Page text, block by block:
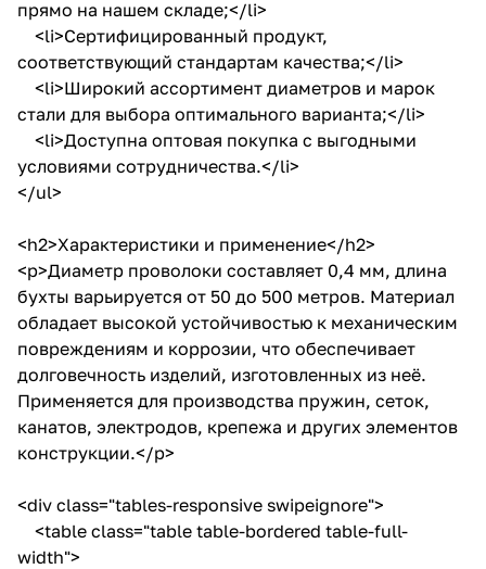
прямо на нашем складе;</li>
<li>Сертифицированный продукт,
соответствующий стандартам качества;</li>
<li>Широкий ассортимент диаметров и марок
стали для выбора оптимального варианта;</li>
<li>Доступна оптовая покупка с выгодными
условиями сотрудничества.</li>
</ul>
<h2>Характеристики и применение</h2>
<p>Диаметр проволоки составляет 0,4 мм, длина
бухты варьируется от 50 до 500 метров. Материал
обладает высокой устойчивостью к механическим
повреждениям и коррозии, что обеспечивает
долговечность изделий, изготовленных из неё.
Применяется для производства пружин, сеток,
канатов, электродов, крепежа и других элементов
конструкции.</p>
<div class="tables-responsive swipeignore">
<table class="table table-bordered table-full-
width">